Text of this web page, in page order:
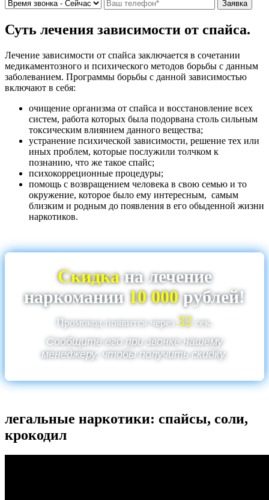
Суть лечения зависимости от спайса.
Лечение зависимости от спайса заключается в сочетании
медикаментозного и психического методов борьбы с данным
заболеванием. Программы борьбы с данной зависимостью
включают в себя:
очищение организма от спайса и восстановление всех
систем, работа которых была подорвана столь сильным
токсическим влиянием данного вещества;
устранение психической зависимости, решение тех или
иных проблем, которые послужили толчком к
познанию, что же такое спайс;
психокорреционные процедуры;
помощь с возвращением человека в свою семью и то
окружение, которое было ему интересным, самым
близким и родным до появления в его обыденной жизни
наркотиков.
Скидкана лечение
наркомании 10 000рублей!
Промокод появится через 32 сек.
Сообщите его при звонке нашему
менеджеру, чтобы получить скидку.
легальные наркотики: спайсы, соли,
крокодил